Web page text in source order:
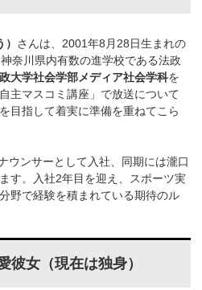
さんは、2001年8月28日生まれの
奈川県内有数の進学校である法政
大学社会学部メディア社会学科を
主マスコミ講座」で放送について
目指して着実に準備を重ねてこら
ウンサーとして入社、同期には瀧口
す。入社2年目を迎え、スポーツ実
野で経験を積まれている期待のル
彼女（現在は独身）